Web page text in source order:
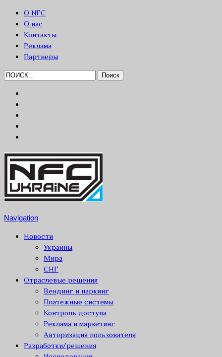
О NFC
О нас
Контакты
Реклама
Партнеры
Navigation
Новости
Украины
Мира
СНГ
Отраслевые решения
Вендинг и паркинг
Платежные системы
Контроль доступа
Реклама и маркетинг
Авторизация пользователя
Разработки/решения